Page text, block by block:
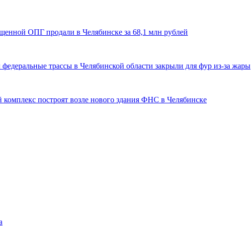
ОПГ продали в Челябинске за 68,1 млн рублей
федеральные трассы в Челябинской области закрыли для фур из-за жары
построят возле нового здания ФНС в Челябинске